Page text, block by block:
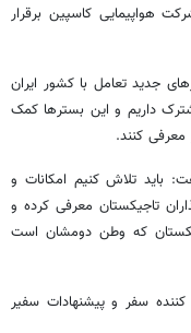
هواپیمایی کاسپین برقرار
جدید تعامل با کشور ایران
داریم و این بسترها کمک
کنند.
باید تلاش کنیم امکانات و
تاجیکستان معرفی کرده و
که وطن دومشان است
کننده سفر و پیشنهادات سفیر